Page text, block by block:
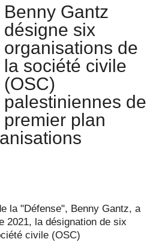
Benny Gantz
désigne six
organisations de
la société civile
(OSC)
palestiniennes de
premier plan
la "Défense", Benny Gantz, a
2021, la désignation de six
civile (OSC)